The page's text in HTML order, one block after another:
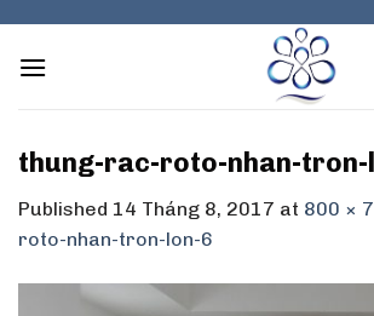
content
thung-rac-roto-nhan-tron-
Published 14 Tháng 8, 2017 at 800 ×
roto-nhan-tron-lon-6